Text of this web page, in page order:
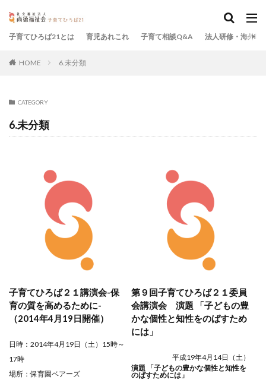
子育てひろば21とは 育児あれこれ 子育て相談Q&A 法人研修・海外研
HOME 6.未分類
CATEGORY
6.未分類
子育てひろば２１講演会-保
育の質を高めるために-
（2014年4月19日開催）
日時：2014年4月19日（土）15時～
17時
場所：保育園ベアーズ
第９回子育てひろば２１委員
会講演会 演題 「子どもの豊
かな個性と知性をのばすため
には」
平成19年4月14日（土）
演題 「子どもの豊かな個性と知性を
のばすためには」